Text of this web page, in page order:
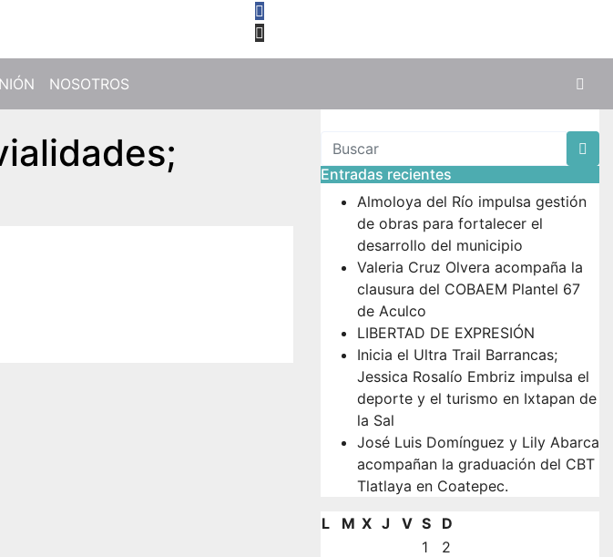
NOSOTROS
Entradas recientes
Almoloya del Río impulsa gestión
de obras para fortalecer el
desarrollo del municipio
Valeria Cruz Olvera acompaña la
clausura del COBAEM Plantel 67
de Aculco
LIBERTAD DE EXPRESIÓN
Inicia el Ultra Trail Barrancas;
Jessica Rosalío Embriz impulsa el
deporte y el turismo en Ixtapan de
la Sal
José Luis Domínguez y Lily Abarca
acompañan la graduación del CBT
Tlatlaya en Coatepec.
L M X J V S
D
1
2